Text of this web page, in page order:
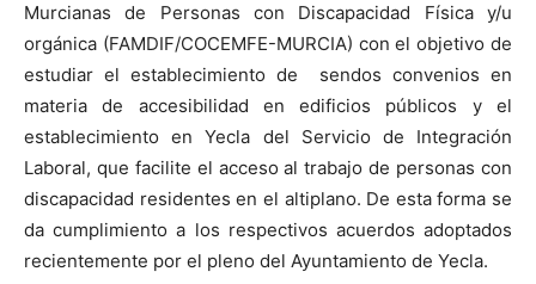
Murcianas de Personas con Discapacidad Física y/u
orgánica (FAMDIF/COCEMFE-MURCIA) con el objetivo de
estudiar el establecimiento de sendos convenios en
materia de accesibilidad en edificios públicos y el
establecimiento en Yecla del Servicio de Integración
Laboral, que facilite el acceso al trabajo de personas con
discapacidad residentes en el altiplano. De esta forma se
da cumplimiento a los respectivos acuerdos adoptados
recientemente por el pleno del Ayuntamiento de Yecla.